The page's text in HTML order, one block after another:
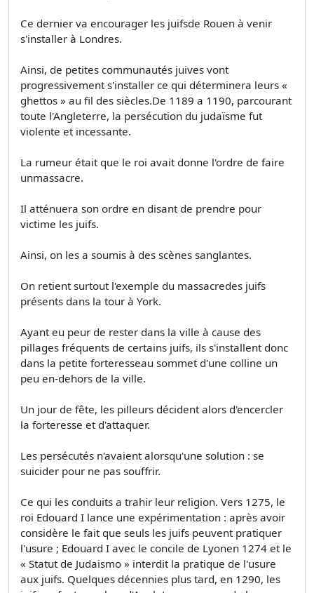
Ce dernier va encourager les juifsde Rouen à venir
s'installer à Londres.
Ainsi, de petites communautés juives vont
progressivement s'installer ce qui déterminera leurs «
ghettos » au fil des siècles.De 1189 a 1190, parcourant
toute l'Angleterre, la persécution du judaïsme fut
violente et incessante.
La rumeur était que le roi avait donne l'ordre de faire
unmassacre.
Il atténuera son ordre en disant de prendre pour
victime les juifs.
Ainsi, on les a soumis à des scènes sanglantes.
On retient surtout l'exemple du massacredes juifs
présents dans la tour à York.
Ayant eu peur de rester dans la ville à cause des
pillages fréquents de certains juifs, ils s'installent donc
dans la petite forteresseau sommet d'une colline un
peu en-dehors de la ville.
Un jour de fête, les pilleurs décident alors d'encercler
la forteresse et d'attaquer.
Les persécutés n'avaient alorsqu'une solution : se
suicider pour ne pas souffrir.
Ce qui les conduits a trahir leur religion. Vers 1275, le
roi Edouard I lance une expérimentation : après avoir
considère le fait que seuls les juifs peuvent pratiquer
l'usure ; Edouard I avec le concile de Lyonen 1274 et le
« Statut de Judaismo » interdit la pratique de l'usure
aux juifs. Quelques décennies plus tard, en 1290, les